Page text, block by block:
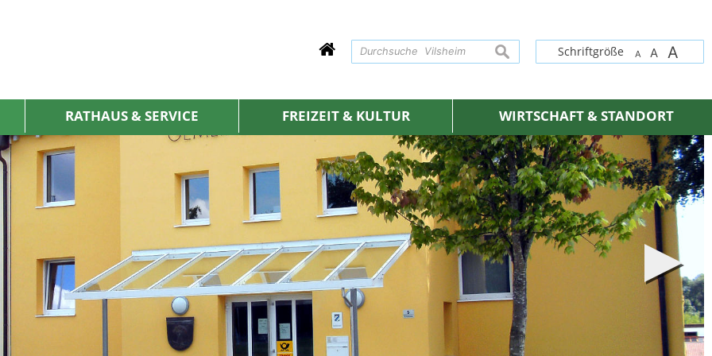
Schriftgröße A A A
suchen
RATHAUS & SERVICE FREIZEIT & KULTUR WIRTSCHAFT & STANDORT